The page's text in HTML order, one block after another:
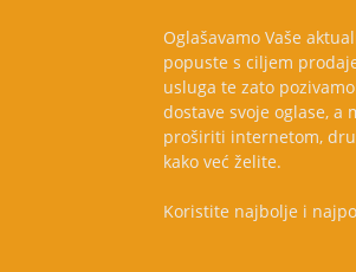
Oglašavamo Vaše
popuste s ciljem
usluga te zato
dostave svoje oglase,
proširiti internetom,
kako već želite.
Koristite najbolje i